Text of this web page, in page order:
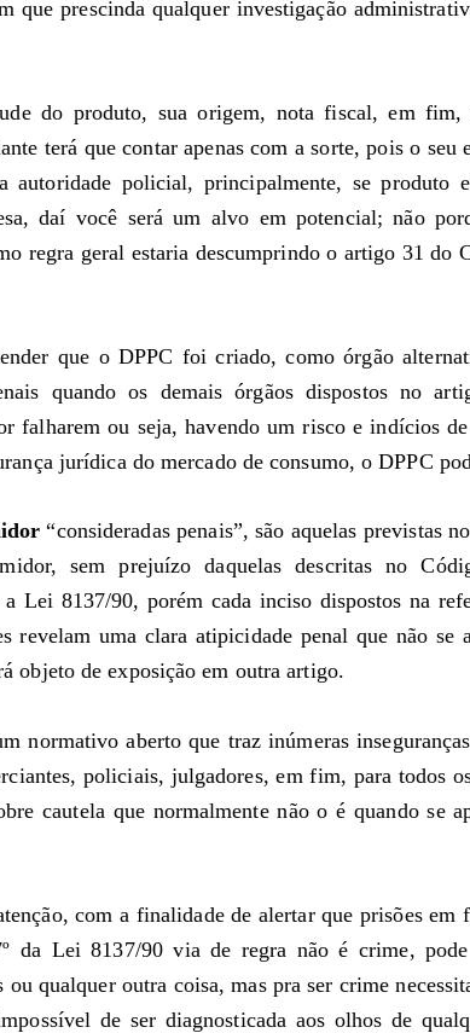
que prescinda qualquer investigação
do produto, sua origem, nota fiscal, em
terá que contar apenas com a sorte, pois o seu
autoridade policial, principalmente, se produto
daí você será um alvo em potencial; não
regra geral estaria descumprindo o artigo 31 do
que o DPPC foi criado, como órgão
quando os demais órgãos dispostos no
falharem ou seja, havendo um risco e indícios
jurídica do mercado de consumo, o DPPC
“consideradas penais”, são aquelas previstas
sem prejuízo daquelas descritas no
Lei 8137/90, porém cada inciso dispostos na
revelam uma clara atipicidade penal que não se
objeto de exposição em outra artigo.
normativo aberto que traz inúmeras
policiais, julgadores, em fim, para todos
cautela que normalmente não o é quando se
com a finalidade de alertar que prisões em
Lei 8137/90 via de regra não é crime,
qualquer outra coisa, mas pra ser crime
de ser diagnosticada aos olhos de